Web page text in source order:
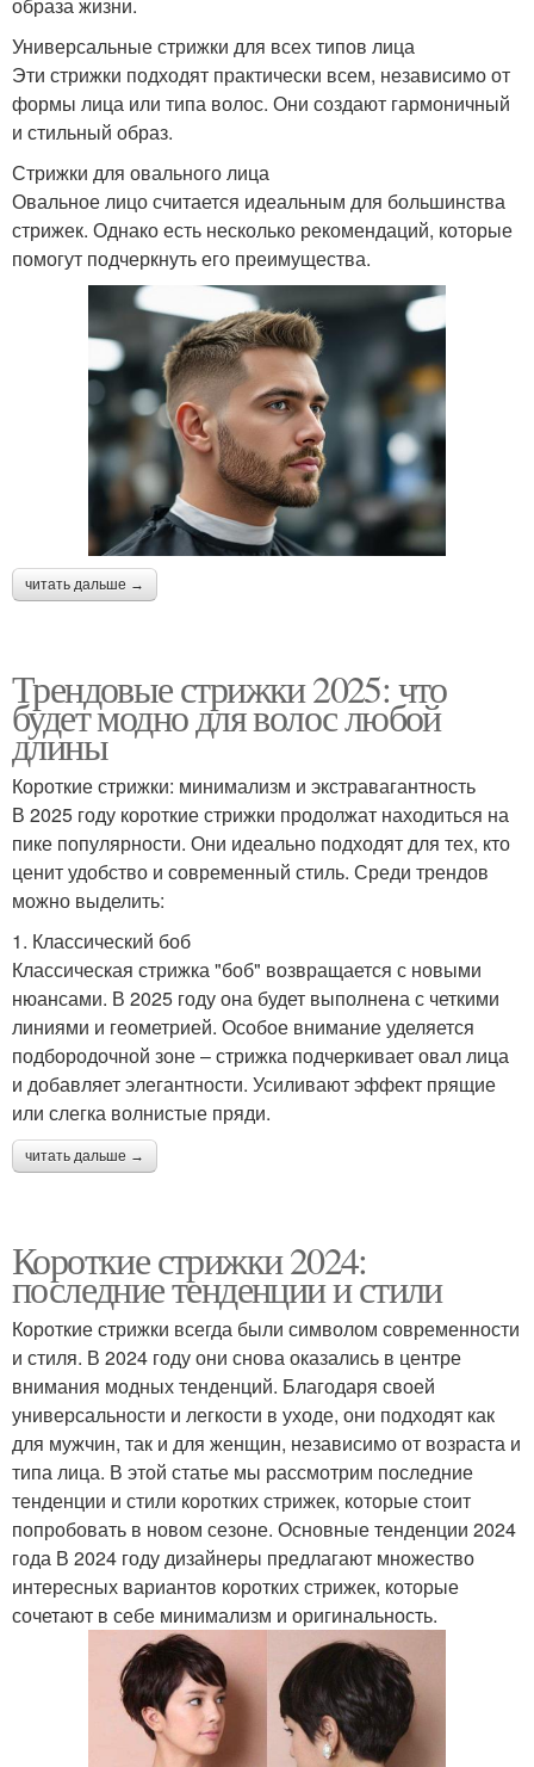
образа жизни.
Универсальные стрижки для всех типов лица
Эти стрижки подходят практически всем, независимо от
формы лица или типа волос. Они создают гармоничный
и стильный образ.
Стрижки для овального лица
Овальное лицо считается идеальным для большинства
стрижек. Однако есть несколько рекомендаций, которые
помогут подчеркнуть его преимущества.
читать дальше →
Трендовые стрижки 2025: что
будет модно для волос любой
длины
Короткие стрижки: минимализм и экстравагантность
В 2025 году короткие стрижки продолжат находиться на
пике популярности. Они идеально подходят для тех, кто
ценит удобство и современный стиль. Среди трендов
можно выделить:
1. Классический боб
Классическая стрижка "боб" возвращается с новыми
нюансами. В 2025 году она будет выполнена с четкими
линиями и геометрией. Особое внимание уделяется
подбородочной зоне – стрижка подчеркивает овал лица
и добавляет элегантности. Усиливают эффект прящие
или слегка волнистые пряди.
читать дальше →
Короткие стрижки 2024:
последние тенденции и стили
Короткие стрижки всегда были символом современности
и стиля. В 2024 году они снова оказались в центре
внимания модных тенденций. Благодаря своей
универсальности и легкости в уходе, они подходят как
для мужчин, так и для женщин, независимо от возраста и
типа лица. В этой статье мы рассмотрим последние
тенденции и стили коротких стрижек, которые стоит
попробовать в новом сезоне. Основные тенденции 2024
года В 2024 году дизайнеры предлагают множество
интересных вариантов коротких стрижек, которые
сочетают в себе минимализм и оригинальность.